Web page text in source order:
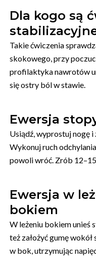
Dla kogo są
Takie ćwiczenia
skokowego, przy
profilaktyka nawrotów
się ostry ból w stawie.
Ewersja
Usiądź, wyprostuj nogę i
Wykonuj ruch
powoli wróć. Zrób
Ewersja w
bokiem
W leżeniu bokiem unieś
też założyć gumę
w bok, utrzymując